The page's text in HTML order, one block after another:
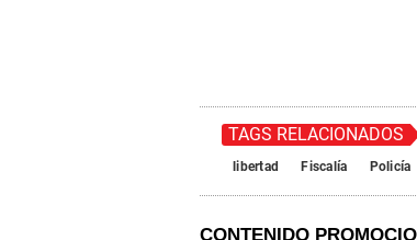
TAGS RELACIONADOS
libertad
Fiscalía Policía